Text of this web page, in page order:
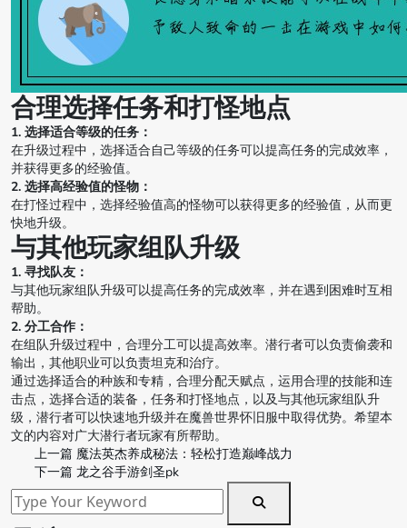
合理选择任务和打怪地点
1. 选择适合等级的任务：
在升级过程中，选择适合自己等级的任务可以提高任务的完成效率，
并获得更多的经验值。
2. 选择高经验值的怪物：
在打怪过程中，选择经验值高的怪物可以获得更多的经验值，从而更
快地升级。
与其他玩家组队升级
1. 寻找队友：
与其他玩家组队升级可以提高任务的完成效率，并在遇到困难时互相
帮助。
2. 分工合作：
在组队升级过程中，合理分工可以提高效率。潜行者可以负责偷袭和
输出，其他职业可以负责坦克和治疗。
通过选择适合的种族和专精，合理分配天赋点，运用合理的技能和连
击点，选择合适的装备，任务和打怪地点，以及与其他玩家组队升
级，潜行者可以快速地升级并在魔兽世界怀旧服中取得优势。希望本
文的内容对广大潜行者玩家有所帮助。
上一篇 魔法英杰养成秘法：轻松打造巅峰战力
下一篇 龙之谷手游剑圣pk